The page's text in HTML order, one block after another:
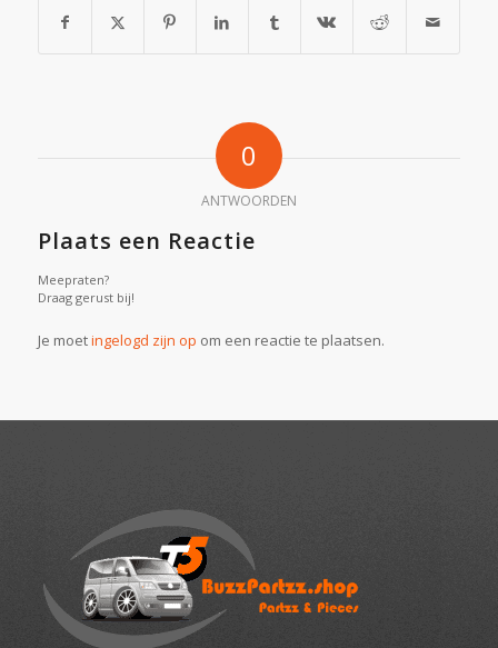
0
ANTWOORDEN
Plaats een Reactie
Meepraten?
Draag gerust bij!
Je moetingelogd zijn op om een reactie te plaatsen.